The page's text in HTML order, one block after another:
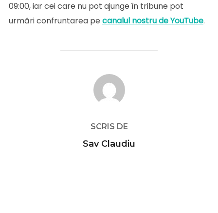
09:00, iar cei care nu pot ajunge în tribune pot
urmări confruntarea pe canalul nostru de YouTube.
AUTOR ARTICOL
SCRIS DE
Sav Claudiu